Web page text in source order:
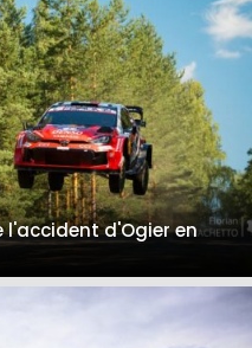
l'accident d'Ogier en